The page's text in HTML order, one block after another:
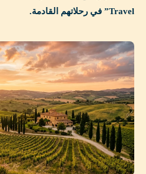
Travel” في رحلاتهم القادمة.